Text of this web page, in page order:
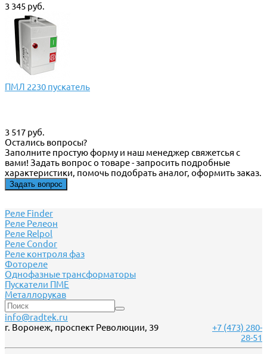
3 345 руб.
ПМЛ 2230 пускатель
3 517 руб.
Остались вопросы?
Заполните простую форму и наш менеджер свяжетсья с
вами! Задать вопрос о товаре - запросить подробные
характеристики, помочь подобрать аналог, оформить заказ.
Задать вопрос
Реле Finder
Реле Релеон
Реле Relpol
Реле Сondor
Реле контроля фаз
Фотореле
Однофазные трансформаторы
Пускатели ПМЕ
Металлорукав
info@radtek.ru
г. Воронеж, проспект Революции, 39
+7 (473) 280-
28-51